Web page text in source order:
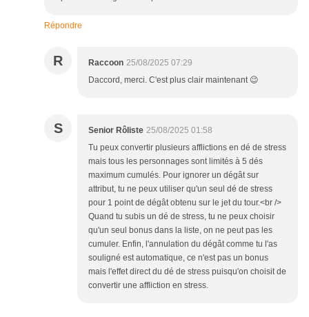
Répondre
R Raccoon 25/08/2025 07:29
Daccord, merci. C'est plus clair maintenant 😉
S Senior Rôliste 25/08/2025 01:58
Tu peux convertir plusieurs afflictions en dé de stress
mais tous les personnages sont limités à 5 dés
maximum cumulés. Pour ignorer un dégât sur
attribut, tu ne peux utiliser qu'un seul dé de stress
pour 1 point de dégât obtenu sur le jet du tour.<br />
Quand tu subis un dé de stress, tu ne peux choisir
qu'un seul bonus dans la liste, on ne peut pas les
cumuler. Enfin, l'annulation du dégât comme tu l'as
souligné est automatique, ce n'est pas un bonus
mais l'effet direct du dé de stress puisqu'on choisit de
convertir une affliction en stress.